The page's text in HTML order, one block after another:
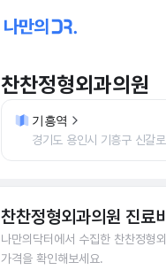
찬찬정형외과의원
기흥역
경기도 용인시 기흥구 신갈
찬찬정형외과의원 진료
나만의닥터에서 수집한 찬찬정형
가격을 확인해보세요.